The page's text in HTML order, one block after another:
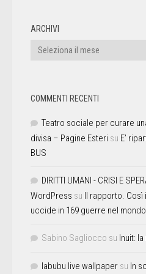
ARCHIVI
COMMENTI RECENTI
Teatro sociale per curare
divisa – Pagine Esteri su E’
BUS
DIRITTI UMANI - CRISI E
WordPress su Il rapporto. Così
uccide in 169 guerre nel mondo
Sabino Sagliocco su Inuit:
labubu live wallpaper su In